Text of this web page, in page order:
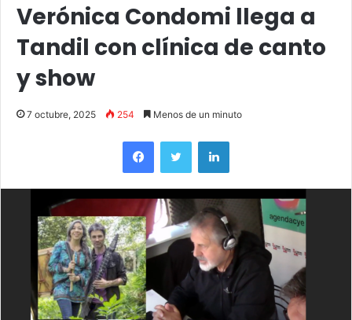
Verónica Condomi llega a
Tandil con clínica de canto
y show
7 octubre, 2025 254 Menos de un minuto